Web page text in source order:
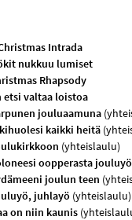
Intrada
nukkuu lumiset
Rhapsody
etsi valtaa loistoa
jouluaamuna
kaikki heitä
(yhteislaulu)
oopperasta jouluyö
joulun teen
juhlayö (yhteislaulu)
on niin kaunis